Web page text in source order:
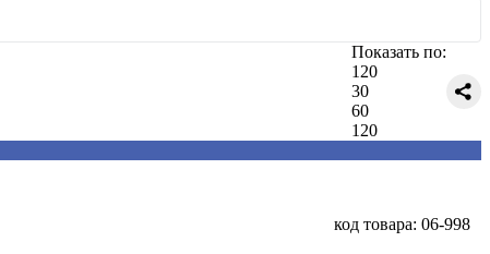
Показать по:
120
30
60
120
код товара: 06-998